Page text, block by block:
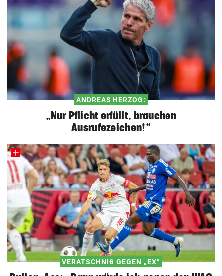
ANDREAS HERZOG:
„Nur Pflicht erfüllt, brauchen
Ausrufezeichen!“
VERATSCHNIG GEGEN „EX“